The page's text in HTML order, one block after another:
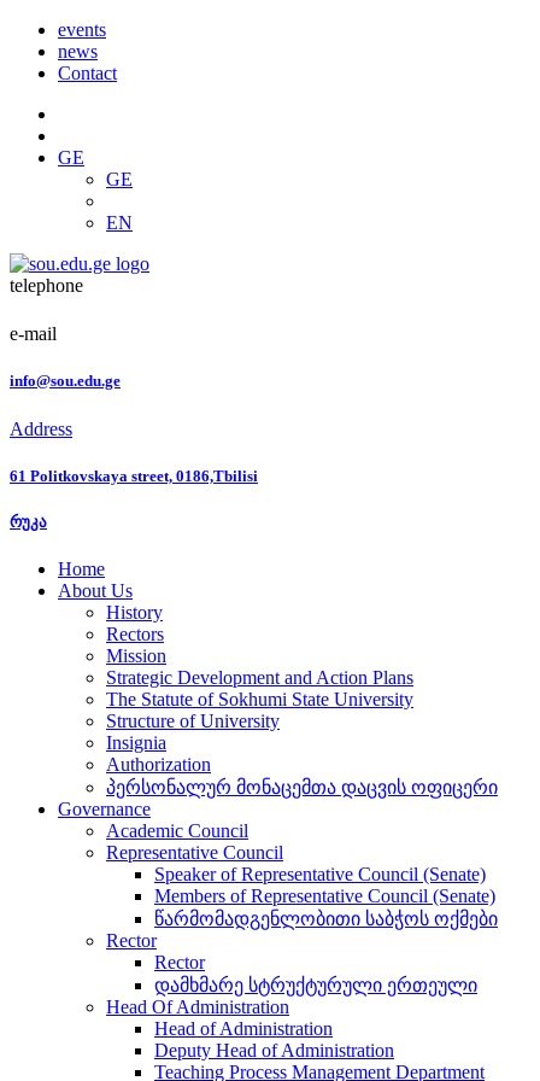
events
news
Contact
GE
GE
EN
telephone
e-mail
info@sou.edu.ge
Address
61 Politkovskaya street, 0186,Tbilisi
რუკა
Home
About Us
History
Rectors
Mission
Strategic Development and Action Plans
The Statute of Sokhumi State University
Structure of University
Insignia
Authorization
პერსონალურ მონაცემთა დაცვის ოფიცერი
Governance
Academic Council
Representative Council
Speaker of Representative Council (Senate)
Members of Representative Council (Senate)
წარმომადგენლობითი საბჭოს ოქმები
Rector
Rector
დამხმარე სტრუქტურული ერთეული
Head Of Administration
Head of Administration
Deputy Head of Administration
Teaching Process Management Department